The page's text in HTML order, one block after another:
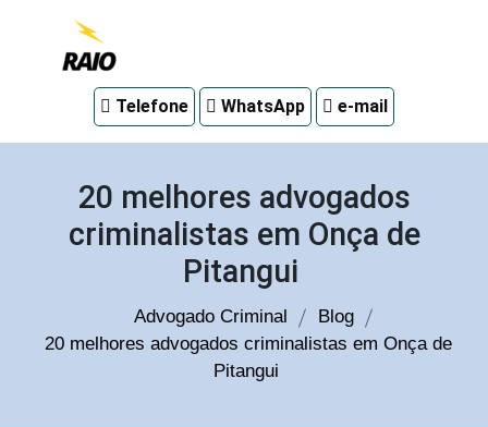
em
Telefone WhatsApp e-mail
20 melhores advogados
criminalistas em Onça de
Pitangui
Advogado Criminal
Blog
20 melhores advogados criminalistas em Onça de
Pitangui